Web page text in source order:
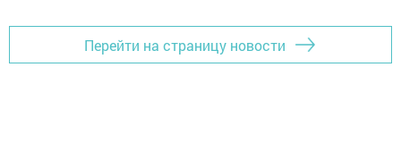
Перейти на страницу новости